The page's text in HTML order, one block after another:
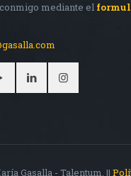
mediante el
Gasalla - Talentum. ||